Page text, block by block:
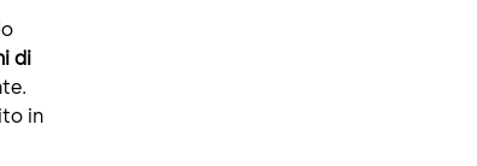
di
in